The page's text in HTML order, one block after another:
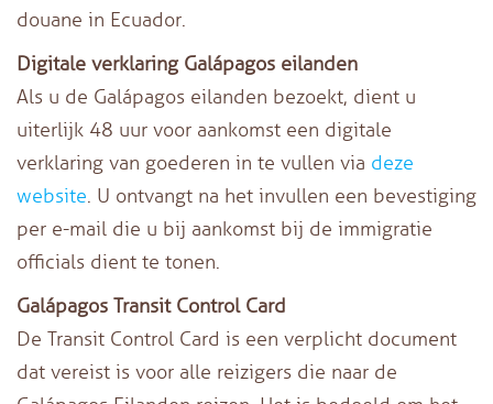
douane in Ecuador.
Digitale verklaring Galápagos eilanden
Als u de Galápagos eilanden bezoekt, dient u
uiterlijk 48 uur voor aankomst een digitale
verklaring van goederen in te vullen via deze
website. U ontvangt na het invullen een bevestiging
per e-mail die u bij aankomst bij de immigratie
officials dient te tonen.
Galápagos Transit Control Card
De Transit Control Card is een verplicht document
dat vereist is voor alle reizigers die naar de